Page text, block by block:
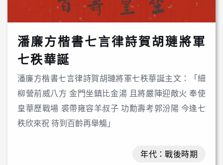
潘廉方楷書七言律詩賀胡璉將軍
七秩華誕
潘廉方楷書七言律詩賀胡璉將軍七秩華誕主文：「細
柳營前威八方 金門坐鎮比金湯 且將嚴陣迎敵火 奉使
皇華歷戰場 裘帶雍容羊叔子 功勳壽考郭汾陽 今逢七
秩欣來祝 待到百齡再舉觴」
年代：戰後時期